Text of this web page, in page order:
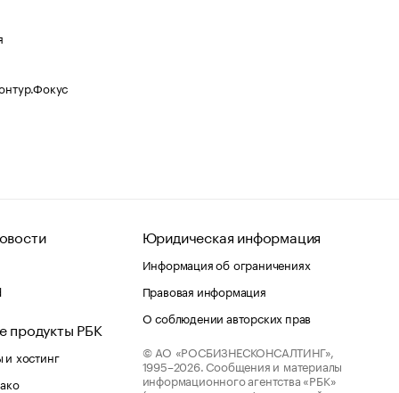
продукты РБК
хостинг
Юридическая информация
Информация об ограничениях
Правовая информация
О соблюдении авторских прав
© АО «РОСБИЗНЕСКОНСАЛТИНГ»,
1995–2026. Сообщения и материалы
информационного агентства «РБК»